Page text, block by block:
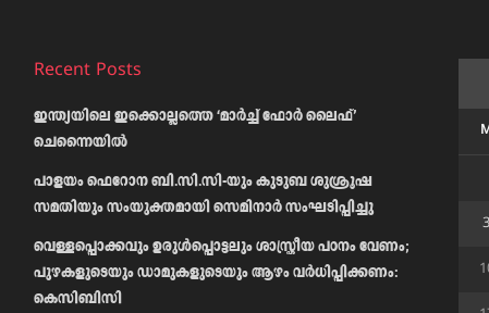
Recent Posts
ഇന്ത്യയിലെ ഇക്കൊല്ലത്തെ ‘മാർച്ച് ഫോർ ലൈഫ്’
ചെന്നൈയിൽ
പാളയം ഫെറോന ബി.സി.സി-യും കുടുബ ശുശ്രൂഷ
സമതിയും സംയുക്തമായി സെമിനാർ സംഘടിപ്പിച്ചു
വെള്ളപ്പൊക്കവും ഉരുള്‍പ്പൊട്ടലും ശാസ്ത്രീയ പഠനം വേണം;
പുഴകളുടെയും ഡാമുകളുടെയും ആഴം വര്‍ധിപ്പിക്കണം:
കെസിബിസി
3